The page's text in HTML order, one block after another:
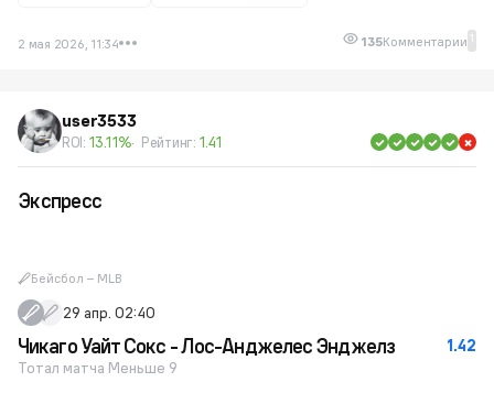
2 мая 2026, 11:34 135Комментарии 1
user3533
ROI: 13.11% Рейтинг: 1.41
Экспресс
Бейсбол – MLB
29 апр. 02:40
1.42
Чикаго Уайт Сокс - Лос-Анджелес Энджелз
Тотал матча Меньше 9